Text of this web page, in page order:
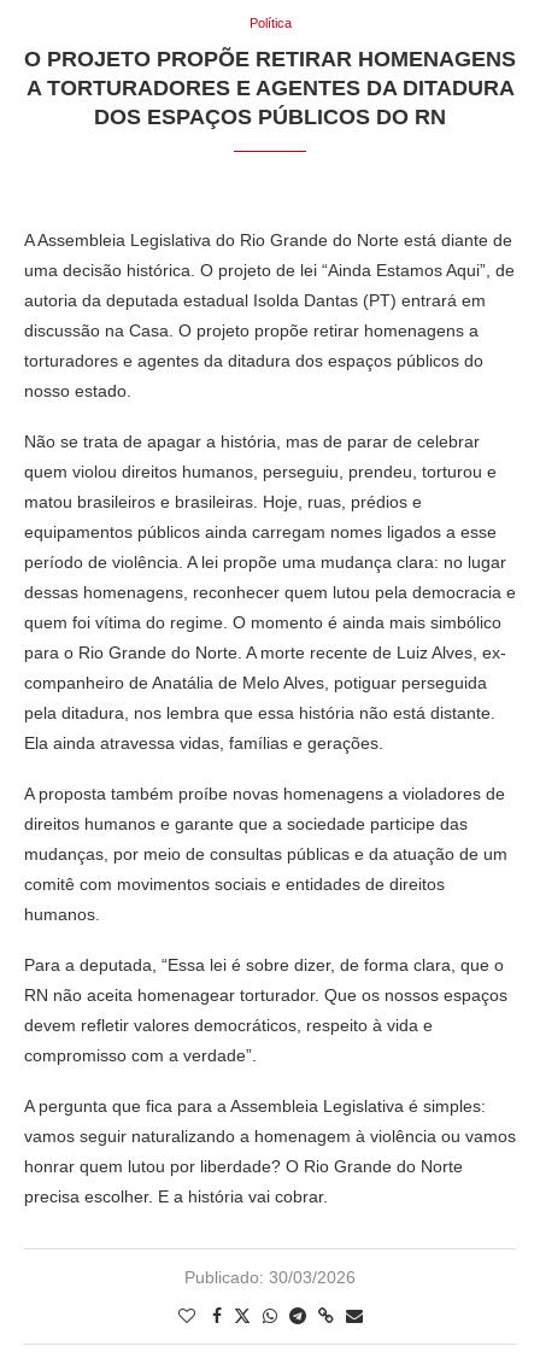
Política
O PROJETO PROPÕE RETIRAR HOMENAGENS
A TORTURADORES E AGENTES DA DITADURA
DOS ESPAÇOS PÚBLICOS DO RN
A Assembleia Legislativa do Rio Grande do Norte está diante de
uma decisão histórica. O projeto de lei “Ainda Estamos Aqui”, de
autoria da deputada estadual Isolda Dantas (PT) entrará em
discussão na Casa. O projeto propõe retirar homenagens a
torturadores e agentes da ditadura dos espaços públicos do
nosso estado.
Não se trata de apagar a história, mas de parar de celebrar
quem violou direitos humanos, perseguiu, prendeu, torturou e
matou brasileiros e brasileiras. Hoje, ruas, prédios e
equipamentos públicos ainda carregam nomes ligados a esse
período de violência. A lei propõe uma mudança clara: no lugar
dessas homenagens, reconhecer quem lutou pela democracia e
quem foi vítima do regime. O momento é ainda mais simbólico
para o Rio Grande do Norte. A morte recente de Luiz Alves, ex-
companheiro de Anatália de Melo Alves, potiguar perseguida
pela ditadura, nos lembra que essa história não está distante.
Ela ainda atravessa vidas, famílias e gerações.
A proposta também proíbe novas homenagens a violadores de
direitos humanos e garante que a sociedade participe das
mudanças, por meio de consultas públicas e da atuação de um
comitê com movimentos sociais e entidades de direitos
humanos.
Para a deputada, “Essa lei é sobre dizer, de forma clara, que o
RN não aceita homenagear torturador. Que os nossos espaços
devem refletir valores democráticos, respeito à vida e
compromisso com a verdade”.
A pergunta que fica para a Assembleia Legislativa é simples:
vamos seguir naturalizando a homenagem à violência ou vamos
honrar quem lutou por liberdade? O Rio Grande do Norte
precisa escolher. E a história vai cobrar.
Publicado: 30/03/2026